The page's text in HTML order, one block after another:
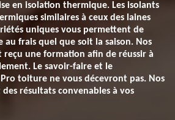
en isolation thermique. Les isolants
similaires à ceux des laines
uniques vous permettent de
frais quel que soit la saison. Nos
reçu une formation afin de réussir à
Le savoir-faire et le
toiture ne vous décevront pas. Nos
résultats convenables à vos